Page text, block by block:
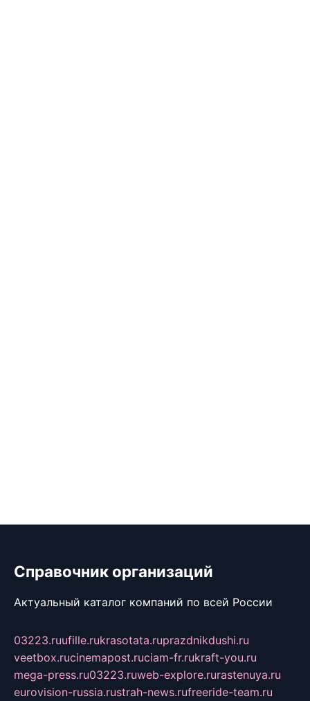
Справочник организаций
Актуальный каталог компаний по всей России
03223.ruufille.rukrasotata.ruprazdnikdushi.ru
veetbox.rucinemapost.ruciam-fr.rukraft-you.ru
mega-press.ru03223.ruweb-explore.rurastenuya.ru
eurovision-russia.rustrah-news.rufreeride-team.ru